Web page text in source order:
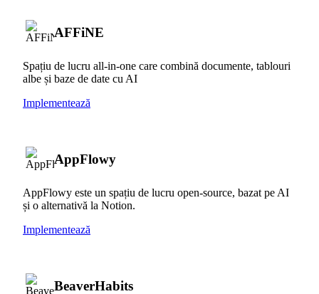
AFFiNE
Spațiu de lucru all-in-one care combină documente, tablouri
albe și baze de date cu AI
Implementează
AppFlowy
AppFlowy este un spațiu de lucru open-source, bazat pe AI
și o alternativă la Notion.
Implementează
BeaverHabits